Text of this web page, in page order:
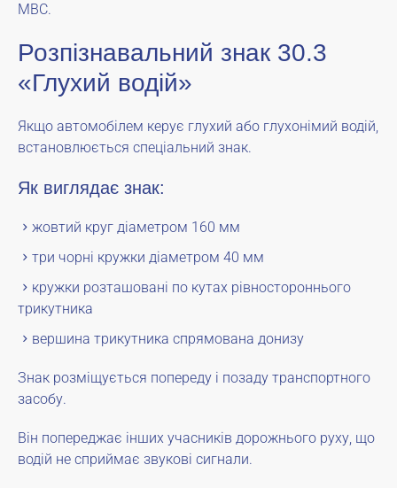
МВС.
Розпізнавальний знак 30.3
«Глухий водій»
Якщо автомобілем керує глухий або глухонімий водій,
встановлюється спеціальний знак.
Як виглядає знак:
жовтий круг діаметром 160 мм
три чорні кружки діаметром 40 мм
кружки розташовані по кутах рівностороннього
трикутника
вершина трикутника спрямована донизу
Знак розміщується попереду і позаду транспортного
засобу.
Він попереджає інших учасників дорожнього руху, що
водій не сприймає звукові сигнали.